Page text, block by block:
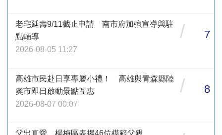
老宅延壽9/11截止申請 南市府加強宣導與駐
點輔導
2026-08-05 11:27
/ 7
高雄市民赴日享專屬小禮！ 高雄與青森縣陸
奧市即日啟動景點互惠
2026-08-07 00:07
/ 8